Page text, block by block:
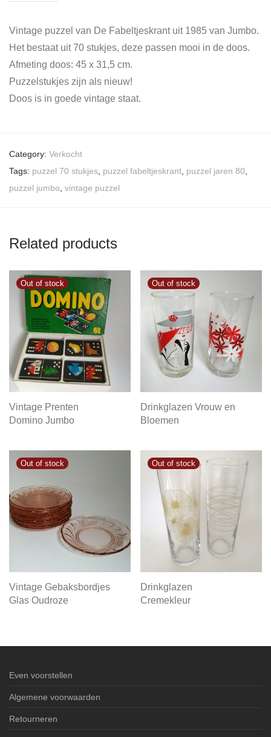
Vintage puzzel van De Fabeltjeskrant uit 1985 van Jumbo.
Het bestaat uit 70 stukjes, deze passen mooi in de doos.
Afmeting doos: 45 x 31,5 cm.
Puzzelstukjes zijn als nieuw!
Doos is in goede vintage staat.
Category: Verkocht
Tags: puzzel 70 stukjes puzzel fabeltjeskrant puzzel jaren 80
puzzel jumbo vintage puzzel
Related products
Vintage Prenten
Domino Jumbo
Drinkglazen Vrouw en
Bloemen
Vintage Gebaksbordjes
Glas Oudroze
Drinkglazen
Cremekleur
Even voorstellen
Algemene voorwaarden
Retourneren